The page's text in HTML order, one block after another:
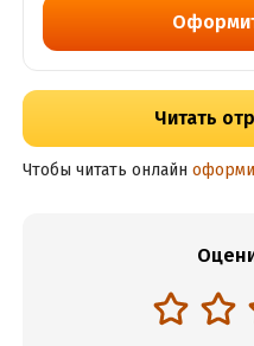
Читать
Чтобы читать онлайн